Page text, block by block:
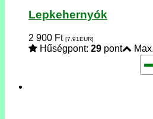
Lepkehernyók
2 900 Ft [7.91EUR]
Hűségpont: 29 pont